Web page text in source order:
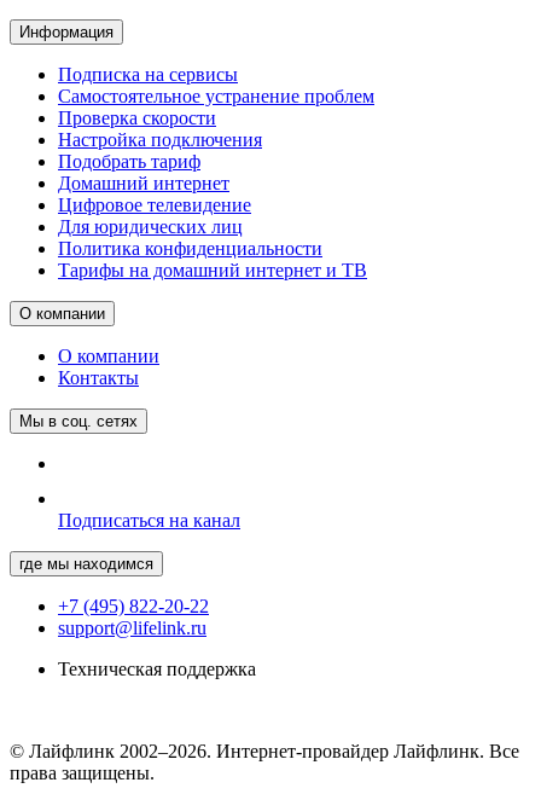
Информация
Подписка на сервисы
Самостоятельное устранение проблем
Проверка скорости
Настройка подключения
Подобрать тариф
Домашний интернет
Цифровое телевидение
Для юридических лиц
Политика конфиденциальности
Тарифы на домашний интернет и ТВ
О компании
О компании
Контакты
Мы в соц. сетях
Подписаться на канал
где мы находимся
+7 (495) 822-20-22
support@lifelink.ru
Техническая поддержка
© Лайфлинк 2002–2026. Интернет-провайдер Лайфлинк. Все
права защищены.